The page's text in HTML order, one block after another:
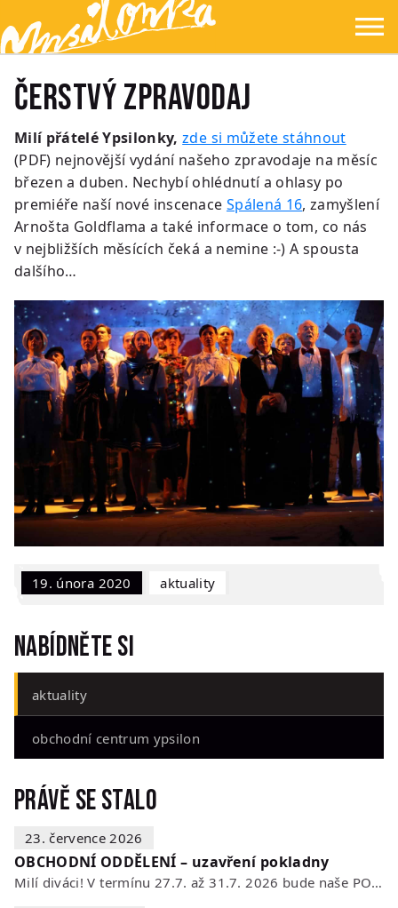
Přejít na hlavní obsah
Přejít na navigaci
Přejít na hledání
Ypsilonka ☰
Čerstvý zpravodaj
Milí přátelé Ypsilonky,zde si můžete stáhnout
(PDF) nejnovější vydání našeho zpravodaje na měsíc
březen a duben. Nechybí ohlédnutí a ohlasy po
premiéře naší nové inscenace Spálená 16, zamyšlení
Arnošta Goldflama a také informace o tom, co nás
v nejbližších měsících čeká a nemine :-) A spousta
dalšího…
19. února 2020 Aktuality
Nabídněte si
aktuality
obchodní centrum ypsilon
Právě se stalo
23. července 2026
OBCHODNÍ ODDĚLENÍ – uzavření pokladny
Milí diváci! V termínu 27.7. až 31.7. 2026 bude naše POKLADNA z technických…